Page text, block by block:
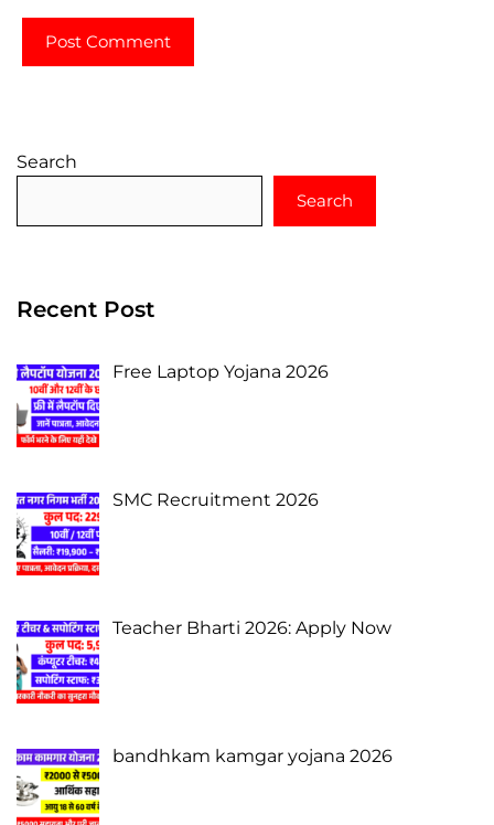
Search
Search
Recent Post
Free Laptop Yojana 2026
SMC Recruitment 2026
Teacher Bharti 2026: Apply Now
bandhkam kamgar yojana 2026